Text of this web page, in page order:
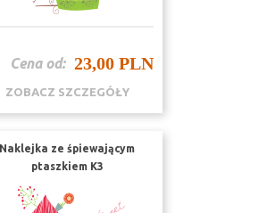
Cena od: 23,00 PLN
ZOBACZ SZCZEGÓŁY
Naklejka ze śpiewającym
ptaszkiem K3